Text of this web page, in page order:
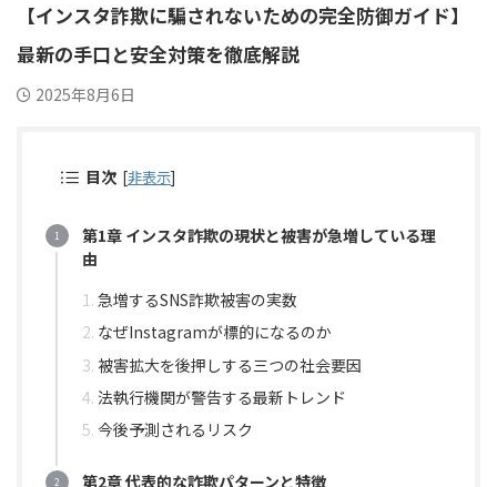
【インスタ詐欺に騙されないための完全防御ガイド】
最新の手口と安全対策を徹底解説
2025年8月6日
目次 [非表示]
第1章 インスタ詐欺の現状と被害が急増している理
由
急増するSNS詐欺被害の実数
なぜInstagramが標的になるのか
被害拡大を後押しする三つの社会要因
法執行機関が警告する最新トレンド
今後予測されるリスク
第2章 代表的な詐欺パターンと特徴